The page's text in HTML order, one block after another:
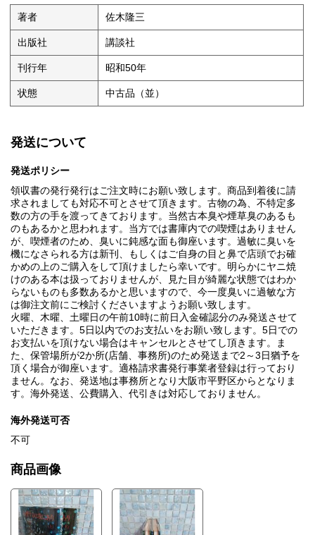
著者 佐木隆三
出版社 講談社
刊行年 昭和50年
状態 中古品（並）
発送について
発送ポリシー
領収書の発行発行はご注文時にお願い致します。商品到着後に請
求されましても対応不可とさせて頂きます。古物の為、不特定多
数の方の手を渡ってきております。当然古本臭や煙草臭のあるも
のもあるかと思われます。当方では書庫内での喫煙はありません
が、喫煙者のため、臭いに鈍感な面も御座います。過敏に臭いを
機になさられる方は新刊、もしくはご自身の目と鼻で店頭でお確
かめの上のご購入をして頂けましたら幸いです。明らかにヤニ焼
けのある本は扱っておりませんが、見た目が綺麗な状態ではわか
らないものも多数あるかと思いますので、今一度臭いに過敏な方
は御注文前にご検討くださいますようお願い致します。
火曜、木曜、土曜日の午前10時に前日入金確認分のみ発送させて
いただきます。5日以内でのお支払いをお願い致します。5日での
お支払いを頂けない場合はキャンセルとさせてし頂きます。ま
た、保管場所が2か所(店舗、事務所)のため発送まで2～3日猶予を
頂く場合が御座います。適格請求書発行事業者登録は行っており
ません。なお、発送地は事務所となり大阪市平野区からとなりま
す。海外発送、公費購入、代引きは対応しておりません。
海外発送可否
不可
商品画像